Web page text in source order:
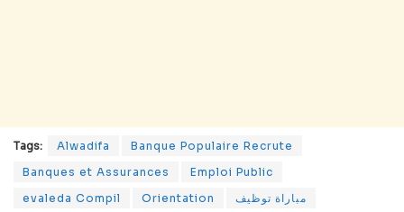
Tags: Alwadifa
Banque Populaire Recrute
Banques et Assurances
Emploi Public
evaleda Compil
Orientation مباراة توظيف